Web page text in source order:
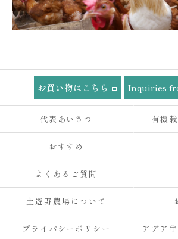
お買い物はこちら Inquiries
代表あいさつ 有機
おすすめ
よくあるご質問
土遊野農場について
プライバシーポリシー アデア